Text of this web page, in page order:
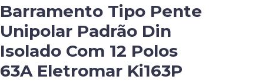
Barramento Tipo Pente
Unipolar Padrão Din
Isolado Com 12 Polos
63A Eletromar Ki163P